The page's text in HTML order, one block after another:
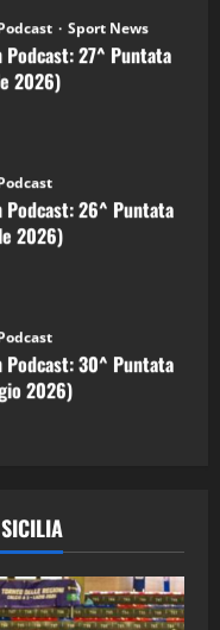
Sport News
Podcast: 27^ Puntata
2026)
Podcast: 26^ Puntata
2026)
Podcast: 30^ Puntata
2026)
29^ Puntata
2026)